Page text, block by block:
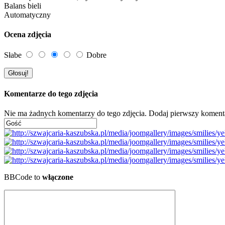
Balans bieli
Automatyczny
Ocena zdjęcia
Słabe Dobre
Komentarze do tego zdjęcia
Nie ma żadnych komentarzy do tego zdjęcia. Dodaj pierwszy
BBCode to włączone